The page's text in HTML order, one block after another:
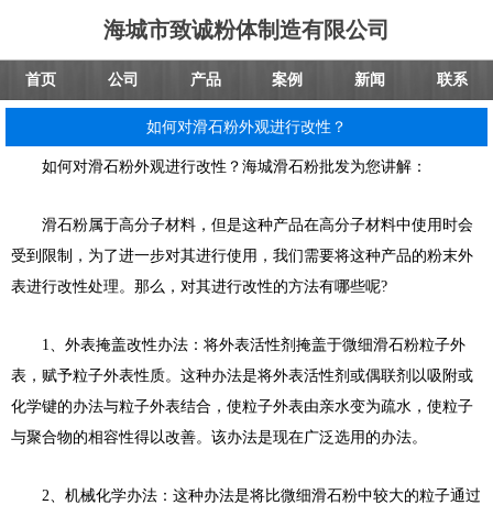
海城市致诚粉体制造有限公司
首页 公司 产品 案例 新闻 联系
如何对滑石粉外观进行改性？
如何对滑石粉外观进行改性？海城滑石粉批发为您讲解：
滑石粉属于高分子材料，但是这种产品在高分子材料中使用时会
受到限制，为了进一步对其进行使用，我们需要将这种产品的粉末外
表进行改性处理。那么，对其进行改性的方法有哪些呢?
1、外表掩盖改性办法：将外表活性剂掩盖于微细滑石粉粒子外
表，赋予粒子外表性质。这种办法是将外表活性剂或偶联剂以吸附或
化学键的办法与粒子外表结合，使粒子外表由亲水变为疏水，使粒子
与聚合物的相容性得以改善。该办法是现在广泛选用的办法。
2、机械化学办法：这种办法是将比微细滑石粉中较大的粒子通过